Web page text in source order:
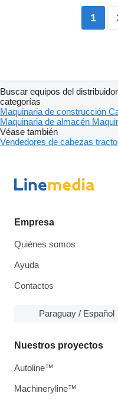
1
Buscar equipos del
categorías
Maquinaria de construcción
Maquinaria de almacén
Véase también
Vendedores de cabezas
Empresa
Quiénes somos
Ayuda
Contactos
Paraguay / Español
Nuestros proyectos
Autoline™
Machineryline™